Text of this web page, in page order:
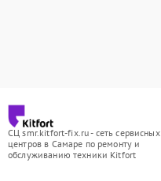
СЦ smr.kitfort-fix.ru - сеть сервисных
центров в Самаре по ремонту и
обслуживанию техники Kitfort